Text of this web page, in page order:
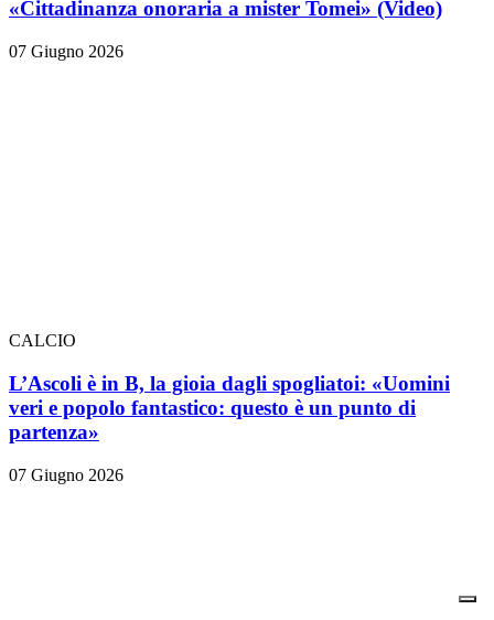
«Cittadinanza onoraria a mister Tomei» (Video)
07 Giugno 2026
CALCIO
L’Ascoli è in B, la gioia dagli spogliatoi: «Uomini
veri e popolo fantastico: questo è un punto di
partenza»
07 Giugno 2026